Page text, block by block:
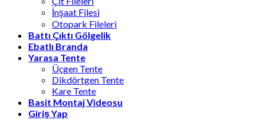
İnşaat Filesi
Otopark Fileleri
Battı Çıktı Gölgelik
Ebatlı Branda
Yarasa Tente
Üçgen Tente
Dikdörtgen Tente
Kare Tente
Basit Montaj Videosu
Giriş Yap